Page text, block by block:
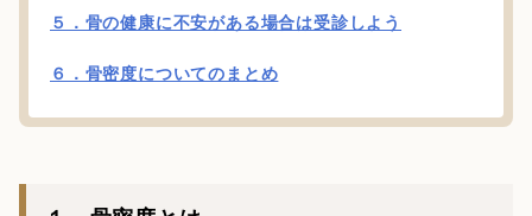
５．骨の健康に不安がある場合は受診しよう
６．骨密度についてのまとめ